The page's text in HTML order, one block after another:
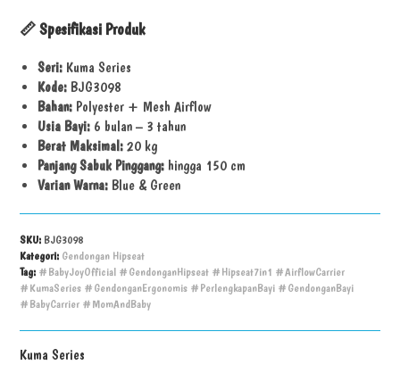
📏Spesifikasi Produk
Seri: Kuma Series
Kode: BJG3098
Bahan: Polyester + Mesh Airflow
Usia Bayi: 6 bulan – 3 tahun
Berat Maksimal: 20 kg
Panjang Sabuk Pinggang: hingga 150 cm
Varian Warna: Blue & Green
SKU: BJG3098
Kategori: Gendongan Hipseat
Tag: #BabyJoyOfficial #GendonganHipseat #Hipseat7in1 #AirflowCarrier
#KumaSeries #GendonganErgonomis #PerlengkapanBayi #GendonganBayi
#BabyCarrier #MomAndBaby
Kuma Series